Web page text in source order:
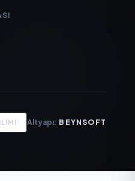
Altyapı: BEYNSOFT